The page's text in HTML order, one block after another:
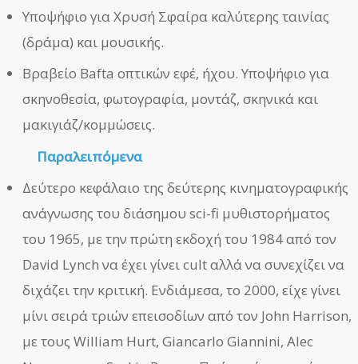
Υποψήφιο για Χρυσή Σφαίρα καλύτερης ταινίας
(δράμα) και μουσικής.
Βραβείο Bafta οπτικών εφέ, ήχου. Υποψήφιο για
σκηνοθεσία, φωτογραφία, μοντάζ, σκηνικά και
μακιγιάζ/κομμώσεις.
Παραλειπόμενα
Δεύτερο κεφάλαιο της δεύτερης κινηματογραφικής
ανάγνωσης του διάσημου sci-fi μυθιστορήματος
του 1965, με την πρώτη εκδοχή του 1984 από τον
David Lynch να έχει γίνει cult αλλά να συνεχίζει να
διχάζει την κριτική. Ενδιάμεσα, το 2000, είχε γίνει
μίνι σειρά τριών επεισοδίων από τον John Harrison,
με τους William Hurt, Giancarlo Giannini, Alec